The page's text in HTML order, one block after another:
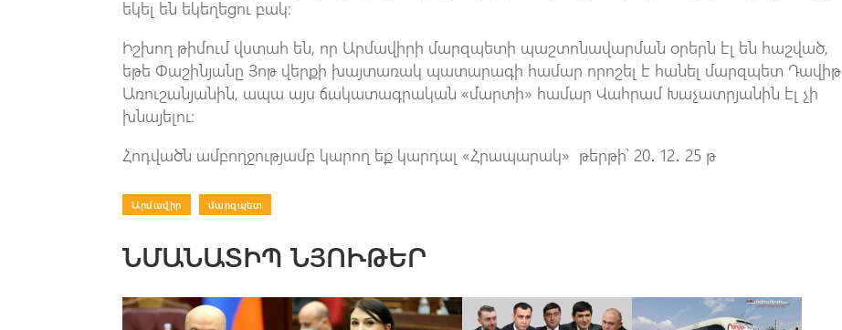
եկել են եկեղեցու բակ։
Իշխող թիմում վստահ են, որ Արմավիրի մարզպետի պաշտոնավարման օրերն էլ են հաշված,
եթե Փաշինյանը Յոթ վերքի խայտառակ պատարագի համար որոշել է հանել մարզպետ Դավիթ
Առուշանյանին, ապա այս ճակատագրական «մարտի» համար Վահրամ Խաչատրյանին էլ չի
խնայելու։
Հոդվածն ամբողջությամբ կարող եք կարդալ «Հրապարակ» թերթի՝ 20․ 12․ 25 թ
Արմավիր մարզպետ
ՆՄԱՆԱՏԻՊ ՆՅՈՒԹԵՐ